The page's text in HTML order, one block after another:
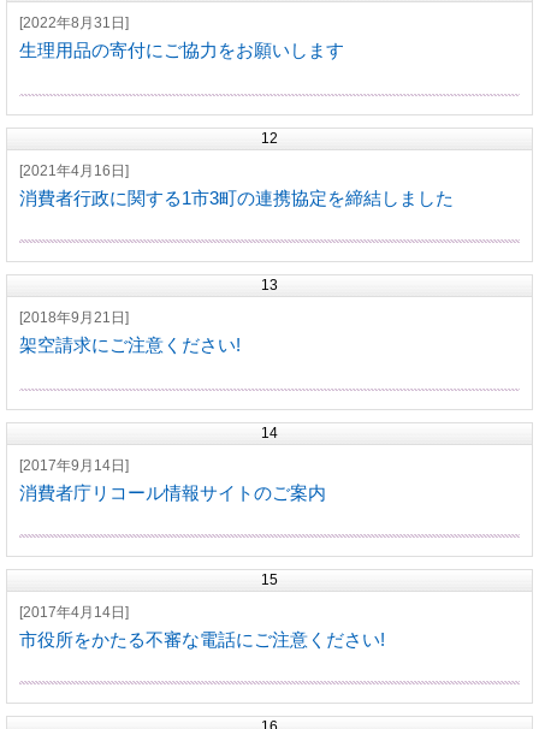
[2022年8月31日]
生理用品の寄付にご協力をお願いします
12
[2021年4月16日]
消費者行政に関する1市3町の連携協定を締結しました
13
[2018年9月21日]
架空請求にご注意ください!
14
[2017年9月14日]
消費者庁リコール情報サイトのご案内
15
[2017年4月14日]
市役所をかたる不審な電話にご注意ください!